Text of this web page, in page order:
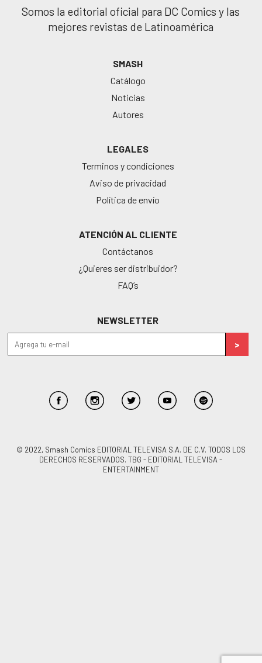
Somos la editorial oficial para DC Comics y las
mejores revistas de Latinoamérica
SMASH
Catálogo
Noticias
Autores
LEGALES
Terminos y condiciones
Aviso de privacidad
Política de envío
ATENCIÓN AL CLIENTE
Contáctanos
¿Quieres ser distribuidor?
FAQ’s
NEWSLETTER
© 2022, Smash Comics EDITORIAL TELEVISA S.A. DE C.V. TODOS LOS
DERECHOS RESERVADOS. TBG - EDITORIAL TELEVISA -
ENTERTAINMENT